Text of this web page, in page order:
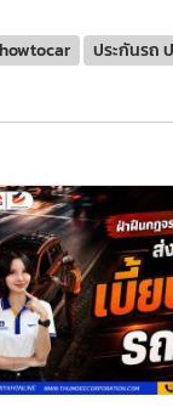
howtocar ประกันรถ